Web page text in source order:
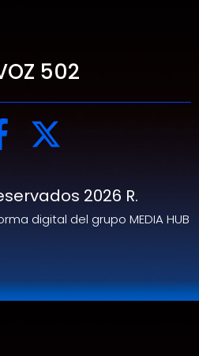
502
2026 R.
digital del grupo MEDIA HUB